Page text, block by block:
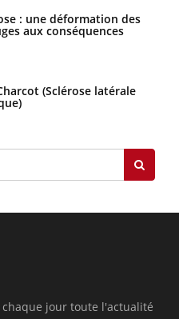
: une déformation des
aux conséquences
(Sclérose latérale
jour toute l'actualité